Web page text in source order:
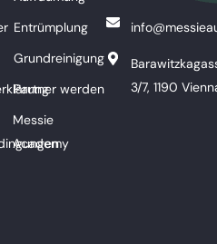
Entrümplung
Grundreinigung
Partner werden
Messie
Academy
3/7, 1190